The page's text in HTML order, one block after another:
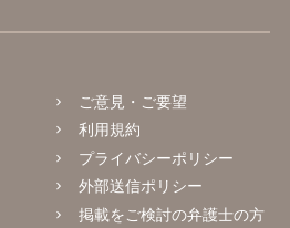
ご意見・ご要望
利用規約
プライバシーポリシー
外部送信ポリシー
掲載をご検討の弁護士の方